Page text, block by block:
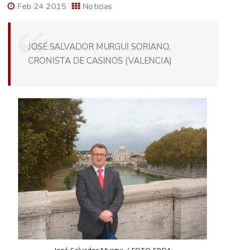
Feb 24 2015 Noticias
JOSÉ SALVADOR MURGUI SORIANO,
CRONISTA DE CASINOS (VALENCIA)